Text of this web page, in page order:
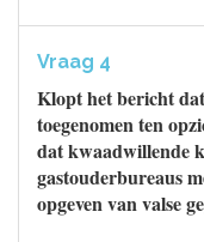
Vraag 4
Klopt het bericht
toegenomen ten
dat kwaadwillende
gastouderbureaus
opgeven van valse